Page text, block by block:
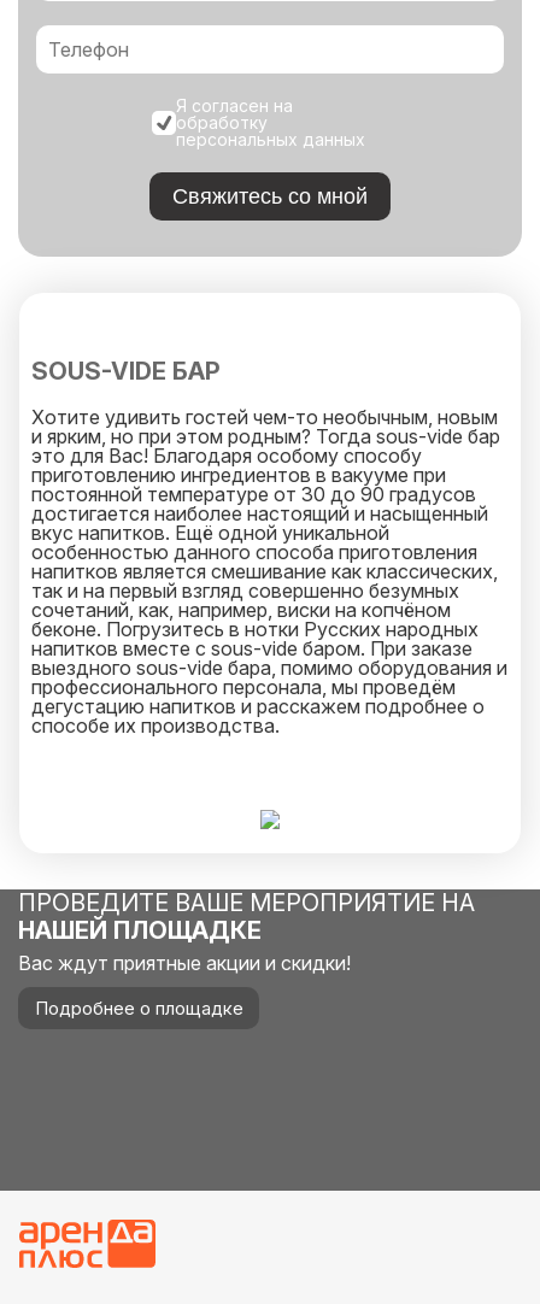
Я согласен на
обработку
персональных данных
Свяжитесь со мной
SOUS-VIDE БАР
Хотите удивить гостей чем-то необычным, новым
и ярким, но при этом родным? Тогда sous-vide бар
это для Вас! Благодаря особому способу
приготовлению ингредиентов в вакууме при
постоянной температуре от 30 до 90 градусов
достигается наиболее настоящий и насыщенный
вкус напитков. Ещё одной уникальной
особенностью данного способа приготовления
напитков является смешивание как классических,
так и на первый взгляд совершенно безумных
сочетаний, как, например, виски на копчёном
беконе. Погрузитесь в нотки Русских народных
напитков вместе с sous-vide баром. При заказе
выездного sous-vide бара, помимо оборудования и
профессионального персонала, мы проведём
дегустацию напитков и расскажем подробнее о
способе их производства.
ПРОВЕДИТЕ ВАШЕ МЕРОПРИЯТИЕ НА
НАШЕЙ ПЛОЩАДКЕ
Вас ждут приятные акции и скидки!
Подробнее о площадке